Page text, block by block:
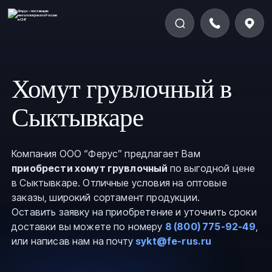
Хомут грувлочный в
Сыктывкаре
Компания ООО “Ферус” предлагает Вам
приобрести хомут грувлочный по выгодной цене
в Сыктывкаре. Отличные условия на оптовые
заказы, широкий сортамент продукции.
Оставить заявку на приобретение и уточнить сроки
доставки вы можете по номеру 8 (800) 775-92-49,
или написав нам на почту sykt@fe-rus.ru